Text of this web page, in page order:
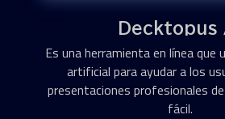
Decktopus
Es una herramienta en línea que
artificial para ayudar a los
presentaciones profesionales
fácil.